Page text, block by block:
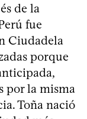
de la
fue
Ciudadela
porque
por la misma
Toña nació